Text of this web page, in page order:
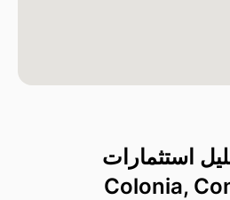
استثمارات
Colonia,